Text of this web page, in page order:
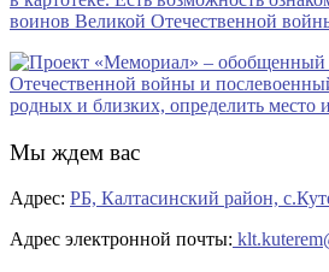
Мы ждем вас
Адрес: РБ, Калтасинский район,
Адрес электронной почты: